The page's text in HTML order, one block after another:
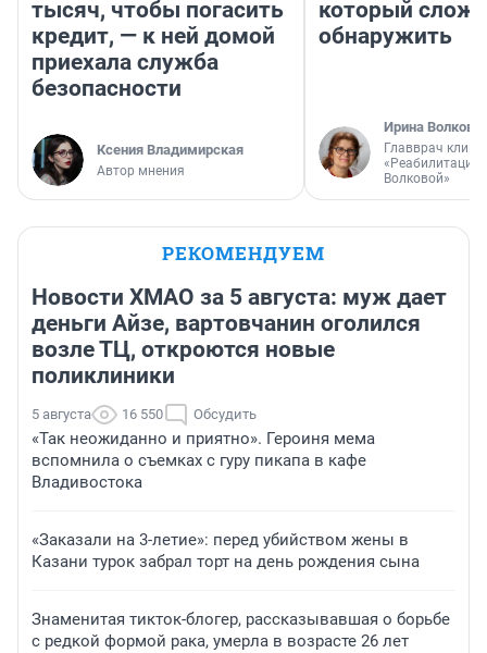
тысяч, чтобы погасить
кредит, — к ней домой
приехала служба
безопасности
Ксения Владимирская
Автор мнения
который
обнаружить
Ирина Волкова
Главврач
«Реабилитация
Волковой»
РЕКОМЕНДУЕМ
Новости ХМАО за 5 августа: муж дает
деньги Айзе, вартовчанин оголился
возле ТЦ, откроются новые
поликлиники
5 августа 16 550 Обсудить
«Так неожиданно и приятно». Героиня мема
вспомнила о съемках с гуру пикапа в кафе
Владивостока
«Заказали на 3-летие»: перед убийством жены в
Казани турок забрал торт на день рождения сына
Знаменитая тикток-блогер, рассказывавшая о борьбе
с редкой формой рака, умерла в возрасте 26 лет